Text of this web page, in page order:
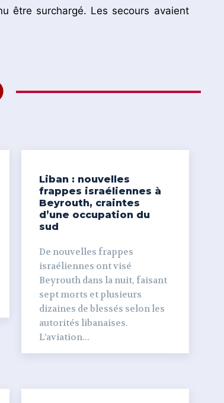
être surchargé. Les secours avaient
Liban : nouvelles
frappes israéliennes à
Beyrouth, craintes
d’une occupation du
sud
De nouvelles frappes
israéliennes ont visé
Beyrouth dans la nuit, faisant
sept morts et plusieurs
dizaines de blessés selon les
autorités libanaises.
L’aviation...